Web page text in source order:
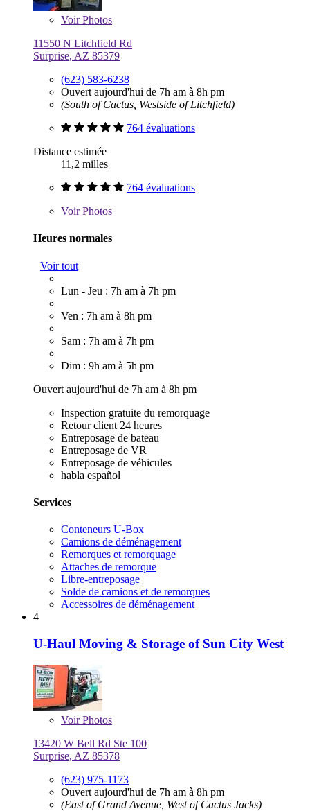
VoirPhotos
11550 N Litchfield Rd
Surprise, AZ 85379
(623) 583-6238
Ouvert aujourd'hui de 7h am à 8h pm
(South of Cactus, Westside of Litchfield)
764 évaluations
Distance estimée
11,2 milles
764 évaluations
VoirPhotos
Heures normales
Voir tout
Lun - Jeu : 7h am à 7h pm
Ven : 7h am à 8h pm
Sam : 7h am à 7h pm
Dim : 9h am à 5h pm
Ouvert aujourd'hui de 7h am à 8h pm
Inspection gratuite du remorquage
Retour client 24 heures
Entreposage de bateau
Entreposage de VR
Entreposage de véhicules
habla español
Services
Conteneurs U-Box
Camions de déménagement
Remorques et remorquage
Attaches de remorque
Libre-entreposage
Solde de camions et de remorques
Accessoires de déménagement
4
U-Haul Moving & Storage of Sun City West
VoirPhotos
13420 W Bell Rd Ste 100
Surprise, AZ 85378
(623) 975-1173
Ouvert aujourd'hui de 7h am à 8h pm
(East of Grand Avenue, West of Cactus Jacks)